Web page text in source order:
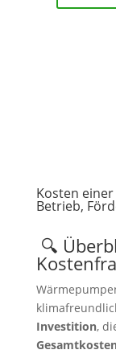
Kosten
Betrieb,
🔍
Investition,